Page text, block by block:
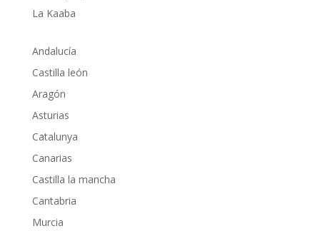
La Kaaba
Andalucía
Castilla león
Aragón
Asturias
Catalunya
Canarias
Castilla la mancha
Cantabria
Murcia